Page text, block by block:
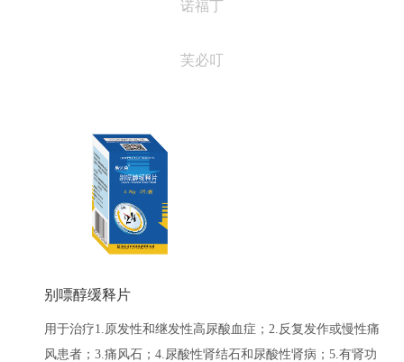
诺福丁
芙必叮
别嘌醇缓释片
用于治疗1.原发性和继发性高尿酸血症；2.反复发作或慢性痛
风患者；3.痛风石；4.尿酸性肾结石和尿酸性肾病；5.有肾功